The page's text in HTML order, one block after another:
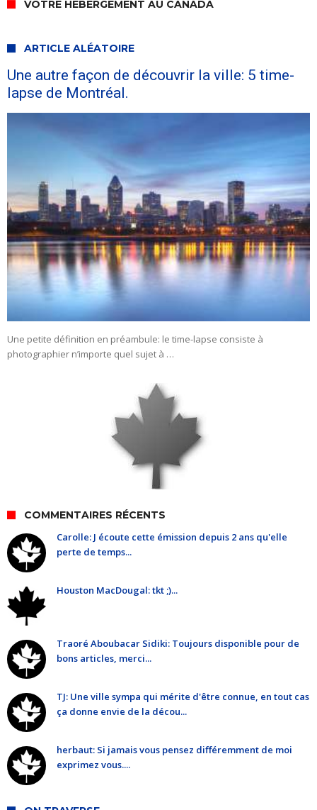
VOTRE HÉBERGEMENT AU CANADA
ARTICLE ALÉATOIRE
Une autre façon de découvrir la ville: 5 time-
lapse de Montréal.
Une petite définition en préambule: le time-lapse consiste à
photographier n’importe quel sujet à …
COMMENTAIRES RÉCENTS
Carolle: J écoute cette émission depuis 2 ans qu'elle
perte de temps...
Houston MacDougal: tkt ;)...
Traoré Aboubacar Sidiki: Toujours disponible pour de
bons articles, merci...
TJ: Une ville sympa qui mérite d'être connue, en tout cas
ça donne envie de la décou...
herbaut: Si jamais vous pensez différemment de moi
exprimez vous....